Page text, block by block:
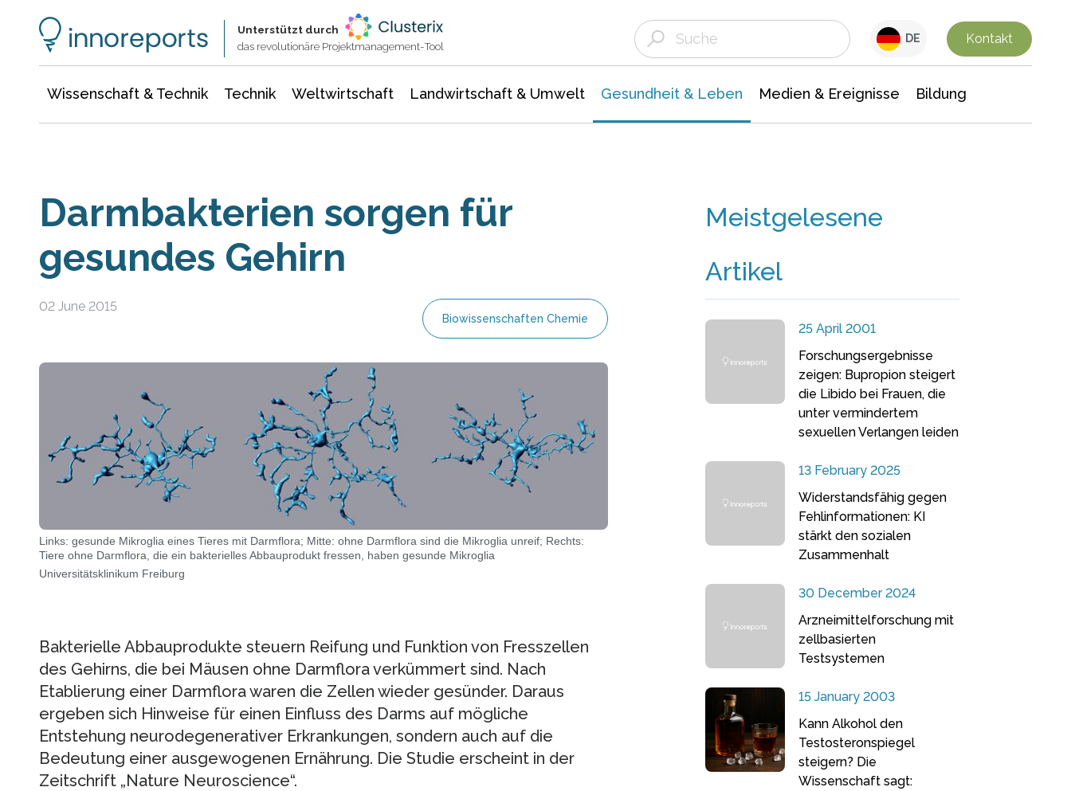
Unterstützt durch
das revolutionäre Projektmanagement-Tool
DE Kontakt
Wissenschaft & Technik Technik Weltwirtschaft Landwirtschaft & Umwelt Gesundheit & Leben Medien & Ereignisse Bildung
Darmbakterien sorgen für
gesundes Gehirn
02 June 2015
Biowissenschaften Chemie
Links: gesunde Mikroglia eines Tieres mit Darmflora; Mitte: ohne Darmflora sind die Mikroglia unreif; Rechts:
Tiere ohne Darmflora, die ein bakterielles Abbauprodukt fressen, haben gesunde Mikroglia
Universitätsklinikum Freiburg
Bakterielle Abbauprodukte steuern Reifung und Funktion von Fresszellen
des Gehirns, die bei Mäusen ohne Darmflora verkümmert sind. Nach
Etablierung einer Darmflora waren die Zellen wieder gesünder. Daraus
ergeben sich Hinweise für einen Einfluss des Darms auf mögliche
Entstehung neurodegenerativer Erkrankungen, sondern auch auf die
Bedeutung einer ausgewogenen Ernährung. Die Studie erscheint in der
Zeitschrift „Nature Neuroscience“.
Meistgelesene
Artikel
25 April 2001
Forschungsergebnisse
zeigen: Bupropion steigert
die Libido bei Frauen, die
unter vermindertem
sexuellen Verlangen leiden
13 February 2025
Widerstandsfähig gegen
Fehlinformationen: KI
stärkt den sozialen
Zusammenhalt
30 December 2024
Arzneimittelforschung mit
zellbasierten
Testsystemen
15 January 2003
Kann Alkohol den
Testosteronspiegel
steigern? Die
Wissenschaft sagt: